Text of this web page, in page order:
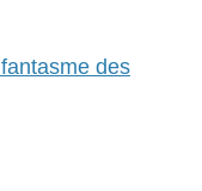
des